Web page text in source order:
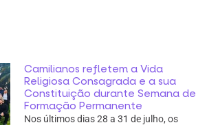
Camilianos refletem a Vida
Religiosa Consagrada e a sua
Constituição durante Semana de
Formação Permanente
Nos últimos dias 28 a 31 de julho, os